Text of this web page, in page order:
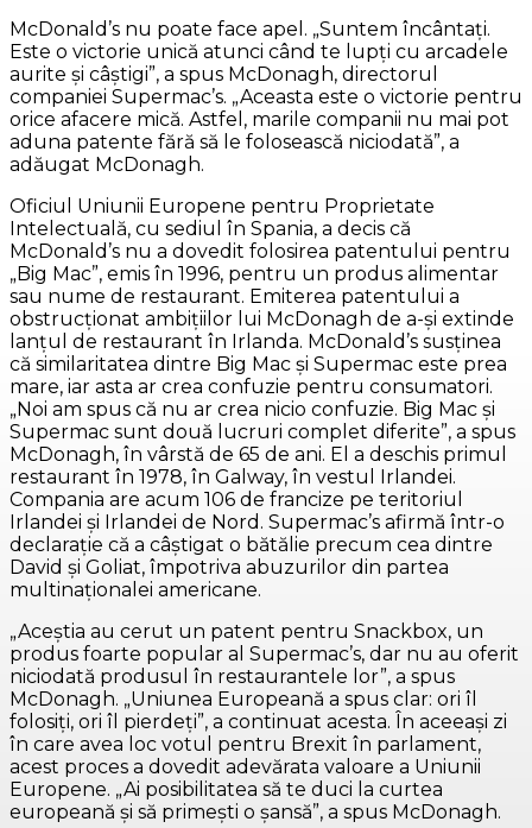
McDonald’s nu poate face apel. „Suntem încântaţi.
Este o victorie unică atunci când te lupţi cu arcadele
aurite şi câştigi”, a spus McDonagh, directorul
companiei Supermac’s. „Aceasta este o victorie pentru
orice afacere mică. Astfel, marile companii nu mai pot
aduna patente fără să le folosească niciodată”, a
adăugat McDonagh.
Oficiul Uniunii Europene pentru Proprietate
Intelectuală, cu sediul în Spania, a decis că
McDonald’s nu a dovedit folosirea patentului pentru
„Big Mac”, emis în 1996, pentru un produs alimentar
sau nume de restaurant. Emiterea patentului a
obstrucţionat ambiţiilor lui McDonagh de a-şi extinde
lanţul de restaurant în Irlanda. McDonald’s susţinea
că similaritatea dintre Big Mac şi Supermac este prea
mare, iar asta ar crea confuzie pentru consumatori.
„Noi am spus că nu ar crea nicio confuzie. Big Mac şi
Supermac sunt două lucruri complet diferite”, a spus
McDonagh, în vârstă de 65 de ani. El a deschis primul
restaurant în 1978, în Galway, în vestul Irlandei.
Compania are acum 106 de francize pe teritoriul
Irlandei şi Irlandei de Nord. Supermac’s afirmă într-o
declaraţie că a câştigat o bătălie precum cea dintre
David şi Goliat, împotriva abuzurilor din partea
multinaţionalei americane.
„Aceştia au cerut un patent pentru Snackbox, un
produs foarte popular al Supermac’s, dar nu au oferit
niciodată produsul în restaurantele lor”, a spus
McDonagh. „Uniunea Europeană a spus clar: ori îl
folosiţi, ori îl pierdeţi”, a continuat acesta. În aceeaşi zi
în care avea loc votul pentru Brexit în parlament,
acest proces a dovedit adevărata valoare a Uniunii
Europene. „Ai posibilitatea să te duci la curtea
europeană şi să primeşti o şansă”, a spus McDonagh.